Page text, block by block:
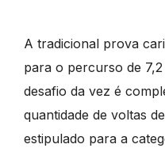
A tradicional prova
para o percurso de
desafio da vez é
quantidade de voltas
estipulado para a